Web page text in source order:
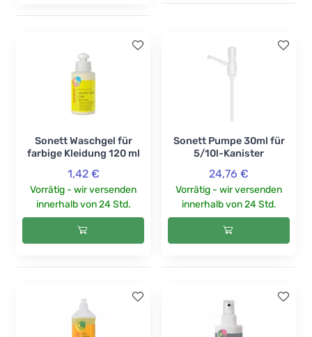
Sonett Waschgel für
farbige Kleidung 120 ml
1,42 €
Vorrätig - wir versenden
innerhalb von 24 Std.
Sonett Pumpe 30ml für
5/10l-Kanister
24,76 €
Vorrätig - wir versenden
innerhalb von 24 Std.